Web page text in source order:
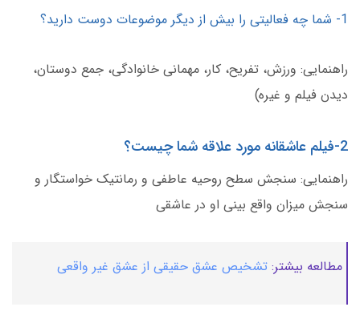
1- شما چه فعالیتی را بیش از دیگر موضوعات دوست دارید؟
راهنمایی: ورزش، تفریح، کار، مهمانی خانوادگی، جمع دوستان،
دیدن فیلم و غیره)
2-فیلم عاشقانه مورد علاقه شما چیست؟
راهنمایی: سنجش سطح روحیه عاطفی و رمانتیک خواستگار و
سنجش میزان واقع بینی او در عاشقی
مطالعه بیشتر: تشخیص عشق حقیقی از عشق غیر واقعی